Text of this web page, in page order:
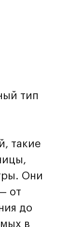
тип
такие
Они
от
до
в